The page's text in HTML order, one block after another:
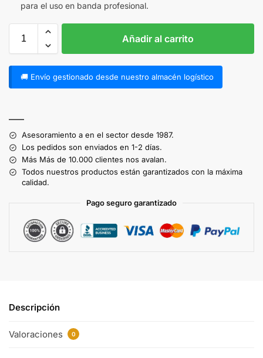
para el uso en banda profesional.
Añadir al carrito
🚚 Envío gestionado desde nuestro almacén logístico
l
t
e
r
n
——
Asesoramiento a en el sector desde 1987.
Los pedidos son enviados en 1-2 días.
Más Más de 10.000 clientes nos avalan.
Todos nuestros productos están garantizados con la máxima
calidad.
Pago seguro garantizado
Descripción
Valoraciones 0